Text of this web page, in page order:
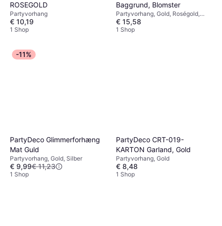
ROSEGOLD
Partyvorhang
€ 10,19
1 Shop
Baggrund, Blomster
Partyvorhang, Gold, Roségold,
Rosa
€ 15,58
1 Shop
-11%
PartyDeco Glimmerforhæng
Mat Guld
Partyvorhang, Gold, Silber
€ 9,99€ 11,23
1 Shop
PartyDeco CRT-019-
KARTON Garland, Gold
Partyvorhang, Gold
€ 8,48
1 Shop